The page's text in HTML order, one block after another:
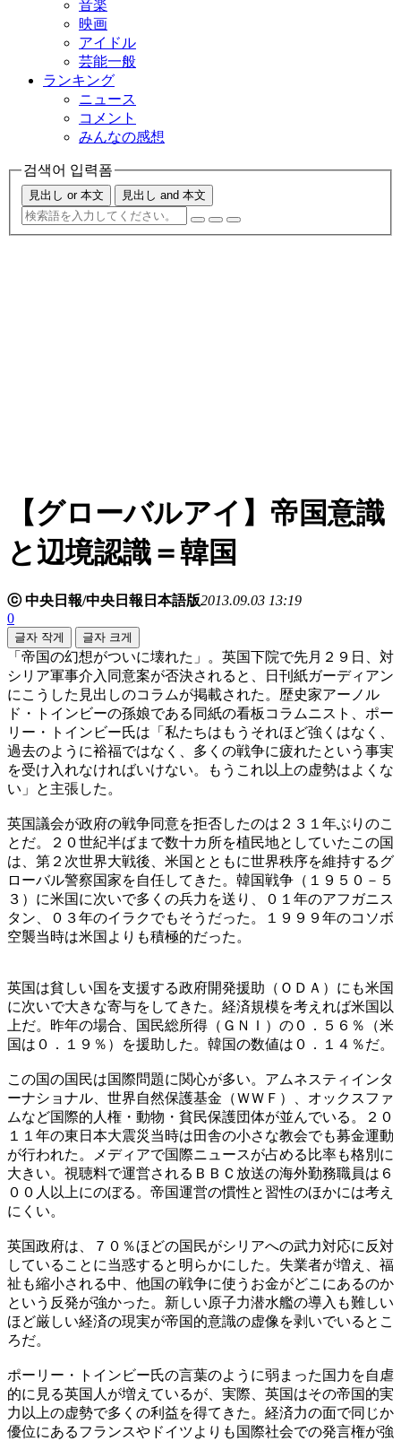
音楽
映画
アイドル
芸能一般
ランキング
ニュース
コメント
みんなの感想
검색어 입력폼
見出し or 本文 見出し and 本文
【グローバルアイ】帝国意識
と辺境認識＝韓国
ⓒ 中央日報/中央日報日本語版2013.09.03 13:19
0
글자 작게 글자 크게
「帝国の幻想がついに壊れた」。英国下院で先月２９日、対
シリア軍事介入同意案が否決されると、日刊紙ガーディアン
にこうした見出しのコラムが掲載された。歴史家アーノル
ド・トインビーの孫娘である同紙の看板コラムニスト、ポー
リー・トインビー氏は「私たちはもうそれほど強くはなく、
過去のように裕福ではなく、多くの戦争に疲れたという事実
を受け入れなければいけない。もうこれ以上の虚勢はよくな
い」と主張した。
英国議会が政府の戦争同意を拒否したのは２３１年ぶりのこ
とだ。２０世紀半ばまで数十カ所を植民地としていたこの国
は、第２次世界大戦後、米国とともに世界秩序を維持するグ
ローバル警察国家を自任してきた。韓国戦争（１９５０－５
３）に米国に次いで多くの兵力を送り、０１年のアフガニス
タン、０３年のイラクでもそうだった。１９９９年のコソボ
空襲当時は米国よりも積極的だった。
英国は貧しい国を支援する政府開発援助（ＯＤＡ）にも米国
に次いで大きな寄与をしてきた。経済規模を考えれば米国以
上だ。昨年の場合、国民総所得（ＧＮＩ）の０．５６％（米
国は０．１９％）を援助した。韓国の数値は０．１４％だ。
この国の国民は国際問題に関心が多い。アムネスティインタ
ーナショナル、世界自然保護基金（ＷＷＦ）、オックスファ
ムなど国際的人権・動物・貧民保護団体が並んでいる。２０
１１年の東日本大震災当時は田舎の小さな教会でも募金運動
が行われた。メディアで国際ニュースが占める比率も格別に
大きい。視聴料で運営されるＢＢＣ放送の海外勤務職員は６
００人以上にのぼる。帝国運営の慣性と習性のほかには考え
にくい。
英国政府は、７０％ほどの国民がシリアへの武力対応に反対
していることに当惑すると明らかにした。失業者が増え、福
祉も縮小される中、他国の戦争に使うお金がどこにあるのか
という反発が強かった。新しい原子力潜水艦の導入も難しい
ほど厳しい経済の現実が帝国的意識の虚像を剥いでいるとこ
ろだ。
ポーリー・トインビー氏の言葉のように弱まった国力を自虐
的に見る英国人が増えているが、実際、英国はその帝国的実
力以上の虚勢で多くの利益を得てきた。経済力の面で同じか
優位にあるフランスやドイツよりも国際社会での発言権が強